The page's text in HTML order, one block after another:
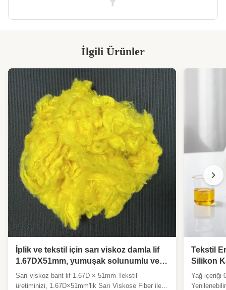
İlgili Ürünler
İplik ve tekstil için sarı viskoz damla lif
1.67DX51mm, yumuşak solunumlu ve
kaliteli olarak istikrarlı Özellikler
özelleştirilebilir
Sarı viskoz bant lif 1.67D × 51mm Tekstil
üretiminizi, 1.67D×51mm'lik Sarı Viskose Fiber ile
Tekstil
Silikon
(PSF)
Yağ içeriği